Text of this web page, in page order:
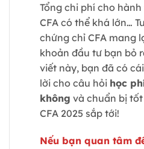
Tổng chi phí cho
CFA có thể khá lớn…
chứng chỉ CFA mang
khoản đầu tư bạn bỏ
viết này, bạn đã có
lời cho câu hỏi học
không và chuẩn bị
CFA 2025 sắp tới!
Nếu bạn quan tâm